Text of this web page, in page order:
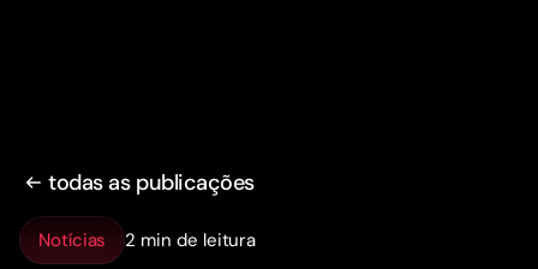
todas as publicações
Notícias 2 min de leitura